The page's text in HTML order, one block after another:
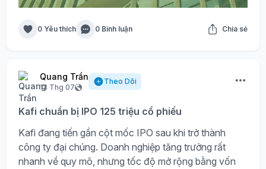
0 Yêu thích 0 Bình luận Chia sẻ
Quang Trần
13 Thg 07
Theo Dõi
Kafi chuẩn bị IPO 125 triệu cổ phiếu
Kafi đang tiến gần cột mốc IPO sau khi trở thành
công ty đại chúng. Doanh nghiệp tăng trưởng rất
nhanh về quy mô, nhưng tốc độ mở rộng bằng vốn